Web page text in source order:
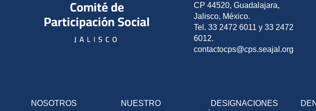
CP 44520, Guadalajara,
Jalisco, México.
Tel. 33 2472 6011 y 33 2472
6012.
contactocps@cps.seajal.org
NOSOTROS
NUESTRO
DESIGNACIONES